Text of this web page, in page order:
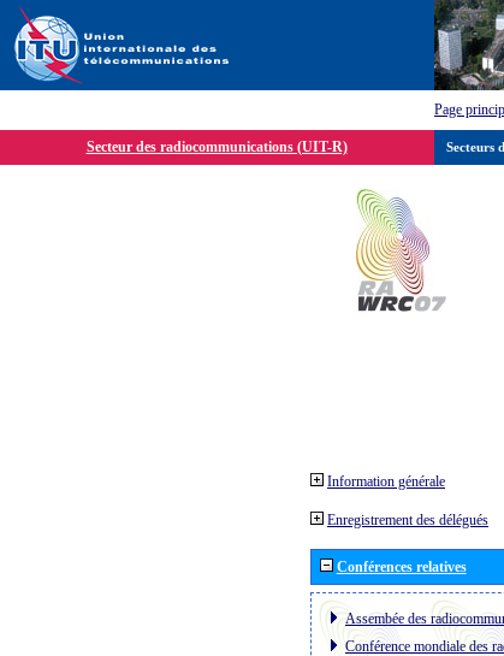
Page
Secteur des radiocommunications (UIT-R)
Information générale
Enregistrement des délégués
Conférences relatives
Assembée des
Conférence mondiale des
Secteurs